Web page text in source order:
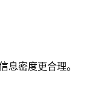
息密度更合理。